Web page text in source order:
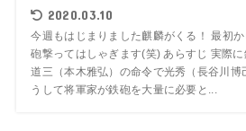
2020.03.10
今週もはじまりました麒麟がくる！ 最初
砲撃ってはしゃぎます(笑) あらすじ 実際
道三（本木雅弘）の命令で光秀（長谷川博
うして将軍家が鉄砲を大量に必要と...